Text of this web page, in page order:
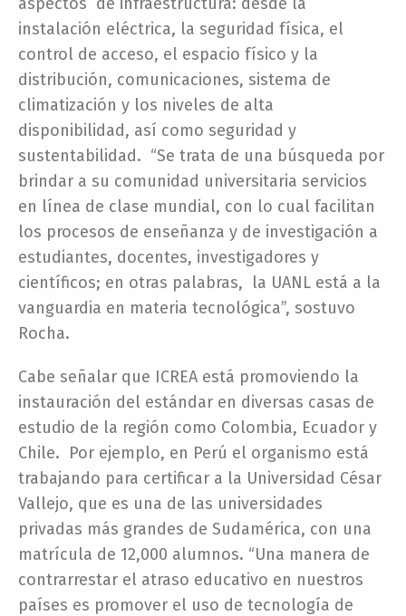
instalación eléctrica, la seguridad física, el
control de acceso, el espacio físico y la
distribución, comunicaciones, sistema de
climatización y los niveles de alta
disponibilidad, así como seguridad y
sustentabilidad. “Se trata de una búsqueda por
brindar a su comunidad universitaria servicios
en línea de clase mundial, con lo cual facilitan
los procesos de enseñanza y de investigación a
estudiantes, docentes, investigadores y
científicos; en otras palabras, la UANL está a la
vanguardia en materia tecnológica”, sostuvo
Rocha.
Cabe señalar que ICREA está promoviendo la
instauración del estándar en diversas casas de
estudio de la región como Colombia, Ecuador y
Chile. Por ejemplo, en Perú el organismo está
trabajando para certificar a la Universidad César
Vallejo, que es una de las universidades
privadas más grandes de Sudamérica, con una
matrícula de 12,000 alumnos. “Una manera de
contrarrestar el atraso educativo en nuestros
países es promover el uso de tecnología de